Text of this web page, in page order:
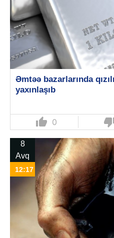
Əmtəə bazarlarında
yaxınlaşıb
thumb_up 0
8
Avq
12:17